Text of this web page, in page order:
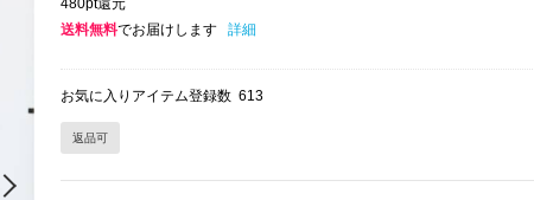
480pt還元
送料無料でお届けします 詳細
お気に入りアイテム登録数 613
返品可